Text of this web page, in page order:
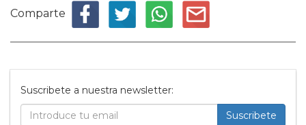
Comparte
Suscribete a nuestra newsletter:
Suscribete